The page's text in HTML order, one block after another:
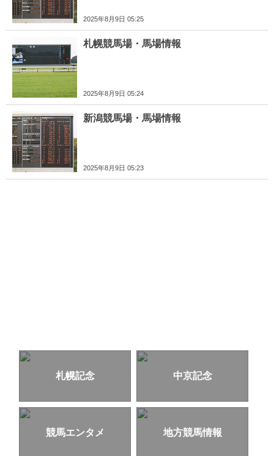
2025年8月9日 05:25
札幌競馬場・馬場情報
2025年8月9日 05:24
新潟競馬場・馬場情報
2025年8月9日 05:23
札幌記念 中京記念
競馬エンタメ 地方競馬情報